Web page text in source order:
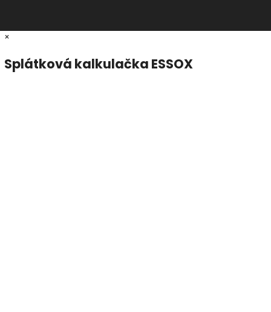
×
Splátková kalkulačka ESSOX